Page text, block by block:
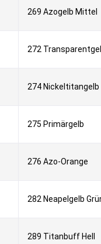
269 Azogelb Mittel
272
274 Nickeltitangelb
275 Primärgelb
276 Azo-Orange
282 Neapelgelb
289 Titanbuff Hell